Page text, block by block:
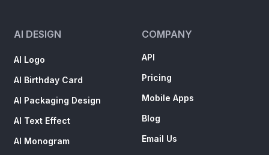
AI DESIGN
AI Logo
AI Birthday Card
AI Packaging Design
AI Text Effect
AI Monogram
COMPANY
API
Pricing
Mobile Apps
Blog
Email Us